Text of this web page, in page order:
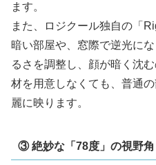
ます。
また、ロジクール独自の「
暗い部屋や、窓際で逆光に
るさを調整し、顔が暗く沈
材を用意しなくても、普通
麗に映ります。
③ 絶妙な「78度」の視野角